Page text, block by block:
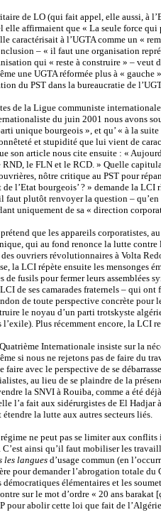
de LO (qui fait appel, elle aussi, à
elle affirmaient que « La seule force qui
caractérisait à l’UGTA comme un «
– « il faut une organisation
qui « reste à construire » –
une UGTA réformée plus à «
du PST dans la bureaucratie de
de la Ligue communiste
du juin 2001 nous avons
unique bourgeois », et qu’ « à la
et stupidité que lui vient de
son article nous cite ensuite : «
le FLN et le RCD. » Quelle
nôtre critique au PST pour
de l’Etat bourgeois’ ? » demande la LCI
faut plutôt renvoyer la question –
uniquement de sa « direction
que les appareils corporatistes,
qui au fond renonce la lutte contre
ouvriers révolutionnaires à Volta
la LCI répète ensuite les mensonges
de fusils pour fermer leurs assemblées
de ses camarades fraternels – qui
de toute perspective concrète
le noyau d’un parti trotskyste
Plus récemment encore, la LCI
Internationale insiste sur la
si nous ne rejetons pas de faire du
faire avec le perspective de se
au lieu de se plaindre de la
la SNVI à Rouiba, comme a été
l’a fait aux sidérurgistes de El
étendre la lutte aux autres secteurs liés.
ne peut pas se limiter aux
C’est ainsi qu’il faut mobiliser les
les langues d’usage commun (en
pour demander l’abrogation totale
démocratiques élémentaires et les
sur le mot d’ordre « 20 ans
pour abolir cette loi que fait de